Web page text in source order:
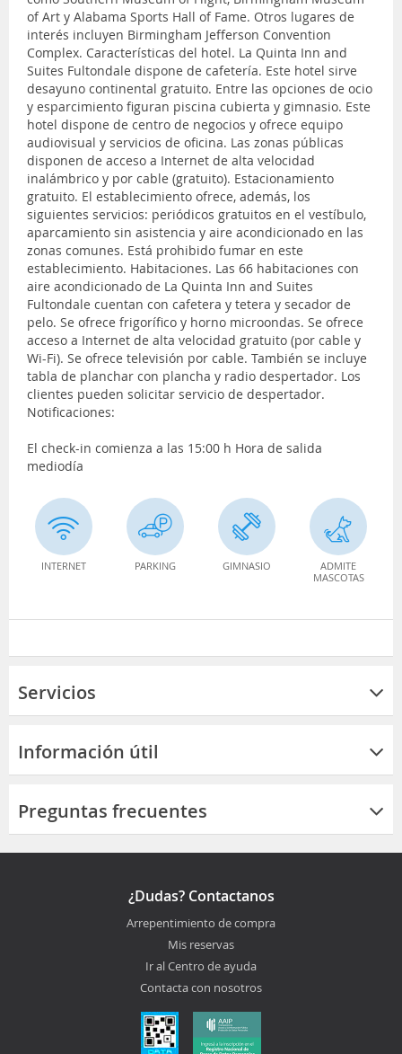
of Art y Alabama Sports Hall of Fame. Otros lugares de
interés incluyen Birmingham Jefferson Convention
Complex. Características del hotel. La Quinta Inn and
Suites Fultondale dispone de cafetería. Este hotel sirve
desayuno continental gratuito. Entre las opciones de ocio
y esparcimiento figuran piscina cubierta y gimnasio. Este
hotel dispone de centro de negocios y ofrece equipo
audiovisual y servicios de oficina. Las zonas públicas
disponen de acceso a Internet de alta velocidad
inalámbrico y por cable (gratuito). Estacionamiento
gratuito. El establecimiento ofrece, además, los
siguientes servicios: periódicos gratuitos en el vestíbulo,
aparcamiento sin asistencia y aire acondicionado en las
zonas comunes. Está prohibido fumar en este
establecimiento. Habitaciones. Las 66 habitaciones con
aire acondicionado de La Quinta Inn and Suites
Fultondale cuentan con cafetera y tetera y secador de
pelo. Se ofrece frigorífico y horno microondas. Se ofrece
acceso a Internet de alta velocidad gratuito (por cable y
Wi-Fi). Se ofrece televisión por cable. También se incluye
tabla de planchar con plancha y radio despertador. Los
clientes pueden solicitar servicio de despertador.
Notificaciones:
El check-in comienza a las 15:00 h Hora de salida
mediodía
INTERNET PARKING GIMNASIO
ADMITE
MASCOTAS
Servicios
Información útil
Preguntas frecuentes
¿Dudas? Contactanos
Arrepentimiento de compra
Mis reservas
Ir al Centro de ayuda
Contacta con nosotros